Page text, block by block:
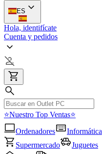
ES
Hola, identifícate
Cuenta y pedidos
⭐Nuestro Top Ventas⭐
Ordenadores
Informática
Supermercado
Juguetes